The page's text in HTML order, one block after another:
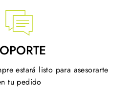
estará listo para asesorarte
tu pedido